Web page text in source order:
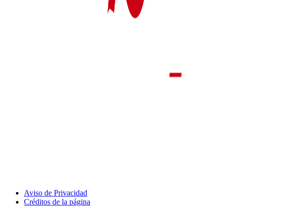
Aviso de Privacidad
Créditos de la página